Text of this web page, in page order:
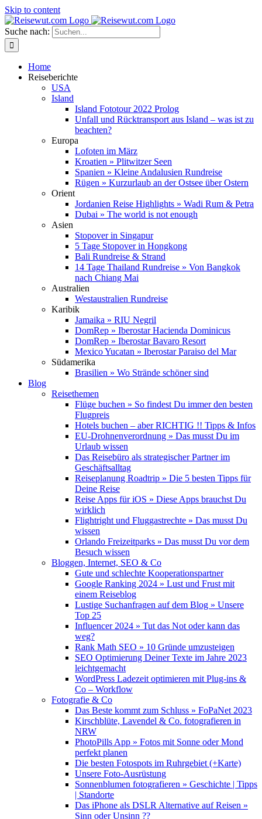
Skip to content
Suche nach:
Home
Reiseberichte
USA
Island
Island Fototour 2022 Prolog
Unfall und Rücktransport aus Island – was ist zu
beachten?
Europa
Lofoten im März
Kroatien » Plitwitzer Seen
Spanien » Kleine Andalusien Rundreise
Rügen » Kurzurlaub an der Ostsee über Ostern
Orient
Jordanien Reise Highlights » Wadi Rum & Petra
Dubai » The world is not enough
Asien
Stopover in Singapur
5 Tage Stopover in Hongkong
Bali Rundreise & Strand
14 Tage Thailand Rundreise » Von Bangkok
nach Chiang Mai
Australien
Westaustralien Rundreise
Karibik
Jamaika » RIU Negril
DomRep » Iberostar Hacienda Dominicus
DomRep » Iberostar Bavaro Resort
Mexico Yucatan » Iberostar Paraiso del Mar
Südamerika
Brasilien » Wo Strände schöner sind
Blog
Reisethemen
Flüge buchen » So findest Du immer den besten
Flugpreis
Hotels buchen – aber RICHTIG !! Tipps & Infos
EU-Drohnenverordnung » Das musst Du im
Urlaub wissen
Das Reisebüro als strategischer Partner im
Geschäftsalltag
Reiseplanung Roadtrip » Die 5 besten Tipps für
Deine Reise
Reise Apps für iOS » Diese Apps brauchst Du
wirklich
Flightright und Fluggastrechte » Das musst Du
wissen
Orlando Freizeitparks » Das musst Du vor dem
Besuch wissen
Bloggen, Internet, SEO & Co
Gute und schlechte Kooperationspartner
Google Ranking 2024 » Lust und Frust mit
einem Reiseblog
Lustige Suchanfragen auf dem Blog » Unsere
Top 25
Influencer 2024 » Tut das Not oder kann das
weg?
Rank Math SEO » 10 Gründe umzusteigen
SEO Optimierung Deiner Texte im Jahre 2023
leichtgemacht
WordPress Ladezeit optimieren mit Plug-ins &
Co – Workflow
Fotografie & Co
Das Beste kommt zum Schluss » FoPaNet 2023
Kirschblüte, Lavendel & Co. fotografieren in
NRW
PhotoPills App » Fotos mit Sonne oder Mond
perfekt planen
Die besten Fotospots im Ruhrgebiet (+Karte)
Unsere Foto-Ausrüstung
Sonnenblumen fotografieren » Geschichte | Tipps
| Standorte
Das iPhone als DSLR Alternative auf Reisen »
Sinn oder Unsinn ??